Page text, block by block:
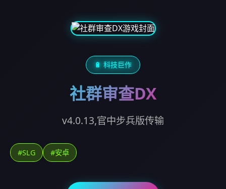
🔋 科技巨作
社群审查DX
v4.0.13,官中步兵版传输
#SLG #安卓